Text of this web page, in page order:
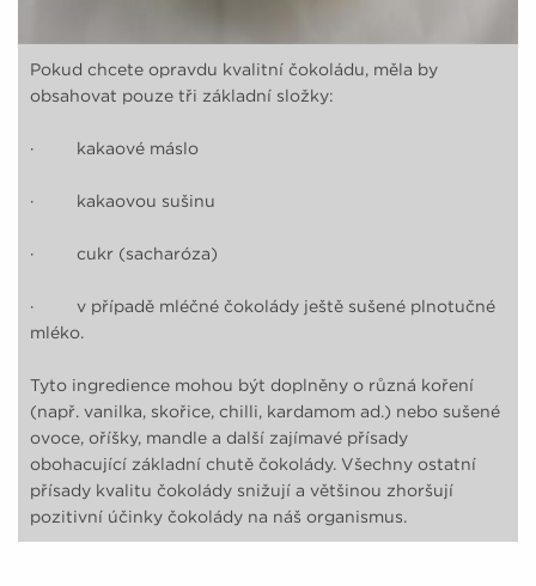
Pokud chcete opravdu kvalitní čokoládu, měla by
obsahovat pouze tři základní složky:
· kakaové máslo
· kakaovou sušinu
· cukr (sacharóza)
· v případě mléčné čokolády ještě sušené plnotučné
mléko.
Tyto ingredience mohou být doplněny o různá koření
(např. vanilka, skořice, chilli, kardamom ad.) nebo sušené
ovoce, oříšky, mandle a další zajímavé přísady
obohacující základní chutě čokolády. Všechny ostatní
přísady kvalitu čokolády snižují a většinou zhoršují
pozitivní účinky čokolády na náš organismus.